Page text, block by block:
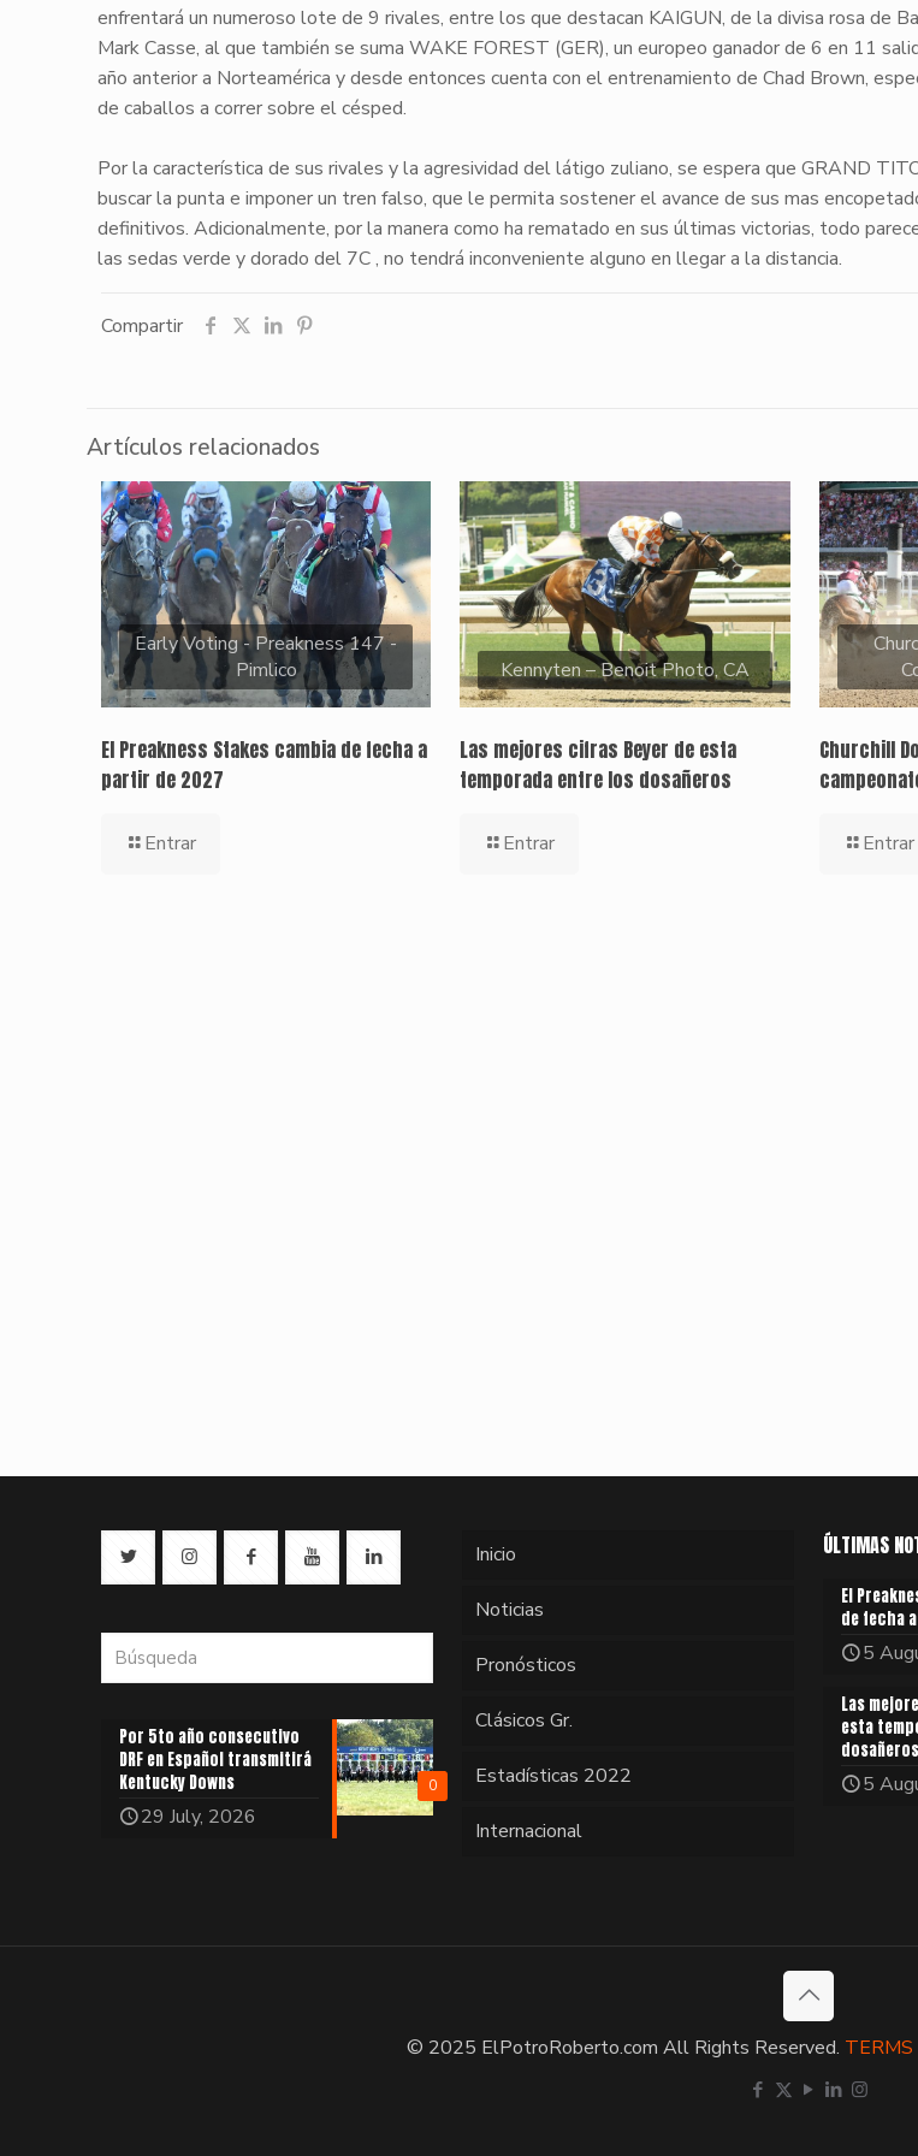
enfrentará un numeroso lote de 9 rivales, entre los que destacan KAIGUN, de la divisa rosa de
Mark Casse, al que también se suma WAKE FOREST (GER), un europeo ganador de 6 en 11
año anterior a Norteamérica y desde entonces cuenta con el entrenamiento de Chad Brown,
de caballos a correr sobre el césped.
Por la característica de sus rivales y la agresividad del látigo zuliano, se espera que GRAND
buscar la punta e imponer un tren falso, que le permita sostener el avance de sus mas
definitivos. Adicionalmente, por la manera como ha rematado en sus últimas victorias, todo
las sedas verde y dorado del 7C , no tendrá inconveniente alguno en llegar a la distancia.
Compartir
Artículos relacionados
Early Voting - Preakness 147 -
Pimlico
El Preakness Stakes cambia de fecha a
partir de 2027
Entrar
Kennyten – Benoit Photo, CA
Las mejores cifras Beyer de esta
temporada entre los dosañeros
Entrar
Churchill
Entrar
0
Por 5to año consecutivo
DRF en Español transmitirá
Kentucky Downs
29 July, 2026
Inicio
Noticias
Pronósticos
Clásicos Gr.
Estadísticas 2022
Internacional
ÚLTIMAS
El
de fecha
5
Las
esta
dosañeros
5
© 2025 ElPotroRoberto.com All Rights Reserved. TERMS